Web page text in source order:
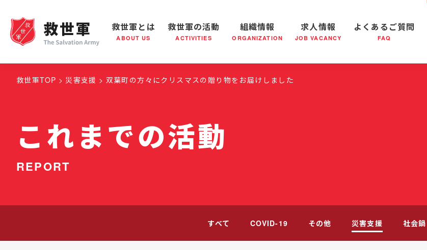
救世軍とは
ABOUT US
救世軍とは 世界が抱えている社会問題 救世軍の成り立ち 軍隊形式について 私たちの目指す
救世軍の活動
ACTIVITIES
救世軍の活動 社会鍋 社会鍋物語 音楽活動 救世軍ブラスバン
組織情報
ORGANIZATION
組織概要 全国の小隊(教会)等について 医療・社会福祉事業
求人情報
JOB VACANCY
よくあるご質問
FAQ
救世軍TOP 災害支援 双葉町の方々にクリスマスの贈り物をお届けしました
これまでの活動
REPORT
すべて COVID-19 その他 災害支援 社会鍋